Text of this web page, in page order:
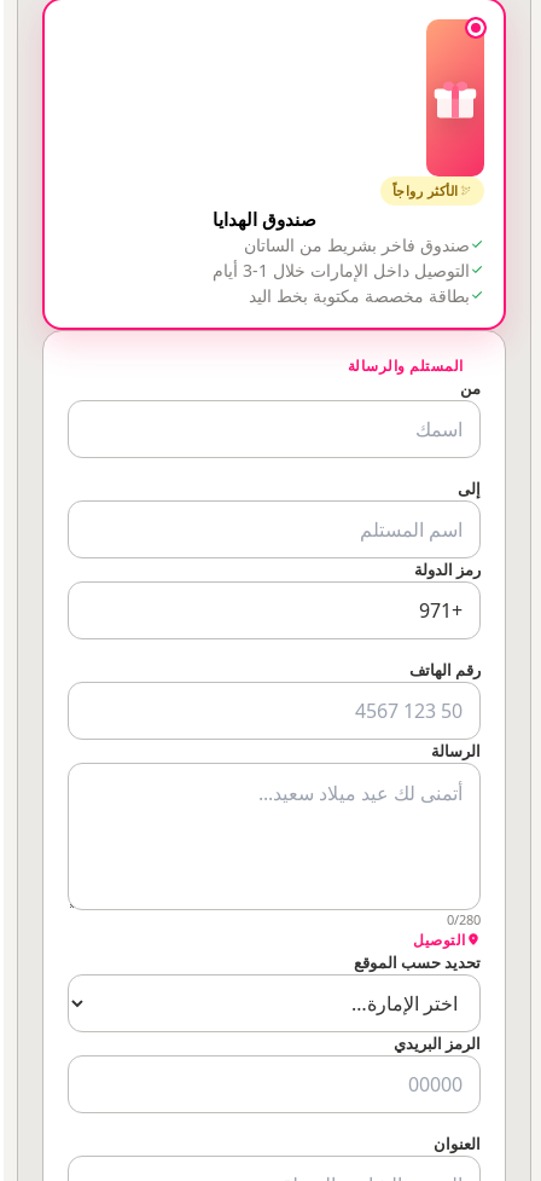
الأكثر رواجاً
صندوق الهدايا
صندوق فاخر بشريط من الساتان
التوصيل داخل الإمارات خلال 1-3 أيام
بطاقة مخصصة مكتوبة بخط اليد
المستلم والرسالة
من
إلى
رمز الدولة
رقم الهاتف
الرسالة
0/280
التوصيل
تحديد حسب الموقع
الرمز البريدي
العنوان